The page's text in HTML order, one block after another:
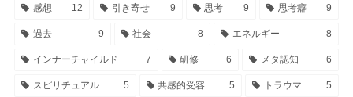
感想 12 引き寄せ 9 思考 9 思考癖 9
過去 9 社会 8 エネルギー 8
インナーチャイルド 7 研修 6 メタ認知 6
スピリチュアル 5 共感的受容 5 トラウマ 5